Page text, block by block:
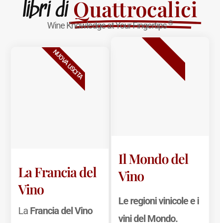
libri di Quattrocalici
Wine Knowledge at Your Fingertips®
La Francia del
Vino
La Francia del Vino
NUOVA USCITA
Il Mondo del
Vino
Le regioni vinicole e i
vini del Mondo.
BESTSELLER